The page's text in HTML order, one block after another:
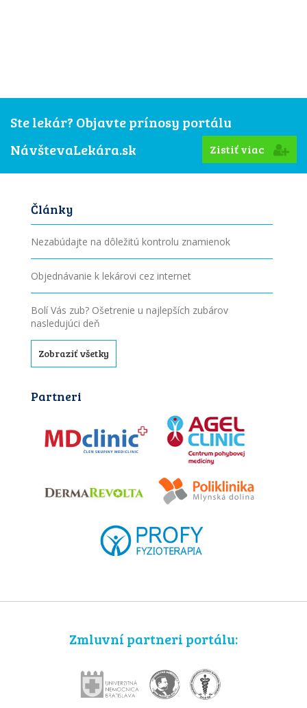
Ste lekár? Objavte prínosy portálu
NávštevaLekára.sk
Zistiť viac
Články
Nezabúdajte na dôležitú kontrolu znamienok
Objednávanie k lekárovi cez internet
Bolí Vás zub? Ošetrenie u najlepších zubárov
nasledujúci deň
Zobraziť všetky
Partneri
Zmluvní partneri portálu: